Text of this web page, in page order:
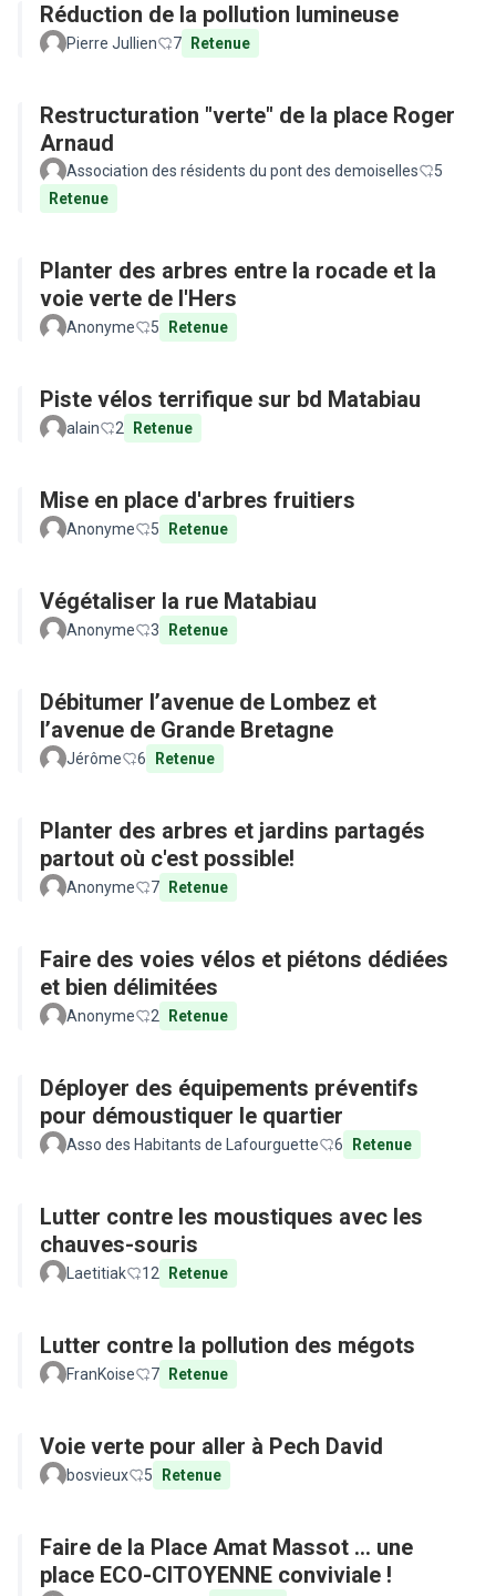
Réduction de la pollution lumineuse
Pierre Jullien 7 Retenue
Restructuration "verte" de la place Roger
Arnaud
Association des résidents du pont des demoiselles
5
Retenue
Planter des arbres entre la rocade et la
voie verte de l'Hers
Anonyme 5 Retenue
Piste vélos terrifique sur bd Matabiau
alain 2 Retenue
Mise en place d'arbres fruitiers
Anonyme 5 Retenue
Végétaliser la rue Matabiau
Anonyme 3 Retenue
Débitumer l’avenue de Lombez et
l’avenue de Grande Bretagne
Jérôme 6 Retenue
Planter des arbres et jardins partagés
partout où c'est possible!
Anonyme 7 Retenue
Faire des voies vélos et piétons dédiées
et bien délimitées
Anonyme 2 Retenue
Déployer des équipements préventifs
pour démoustiquer le quartier
Asso des Habitants de Lafourguette 6 Retenue
Lutter contre les moustiques avec les
chauves-souris
Laetitiak 12 Retenue
Lutter contre la pollution des mégots
FranKoise 7 Retenue
Voie verte pour aller à Pech David
bosvieux 5 Retenue
Faire de la Place Amat Massot ... une
place ECO-CITOYENNE conviviale !